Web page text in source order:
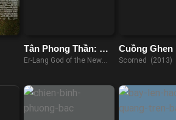
Tân Phong Thần: Nhị
Lang Thần
Er-Lang God of the New
(2023)
Cuồng Ghen
Scorned (2013)